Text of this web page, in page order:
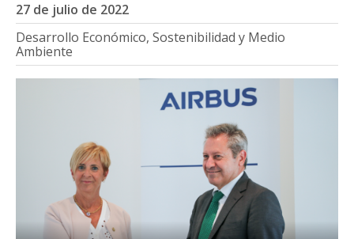
27 de julio de 2022
Desarrollo Económico, Sostenibilidad y Medio
Ambiente